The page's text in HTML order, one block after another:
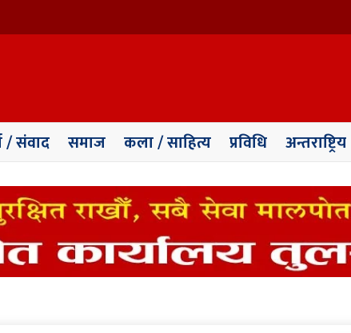
/ संवाद समाज कला / साहित्य प्रविधि अन्तराष्ट्रिय